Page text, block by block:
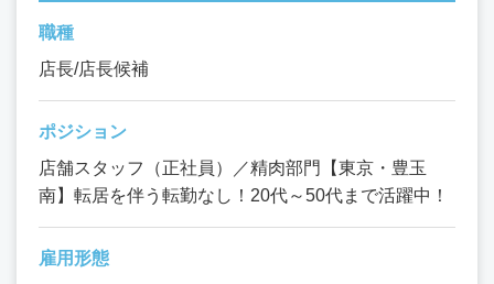
職種
店長/店長候補
ポジション
店舗スタッフ（正社員）／精肉部門【東京・豊玉
南】転居を伴う転勤なし！20代～50代まで活躍中！
雇用形態